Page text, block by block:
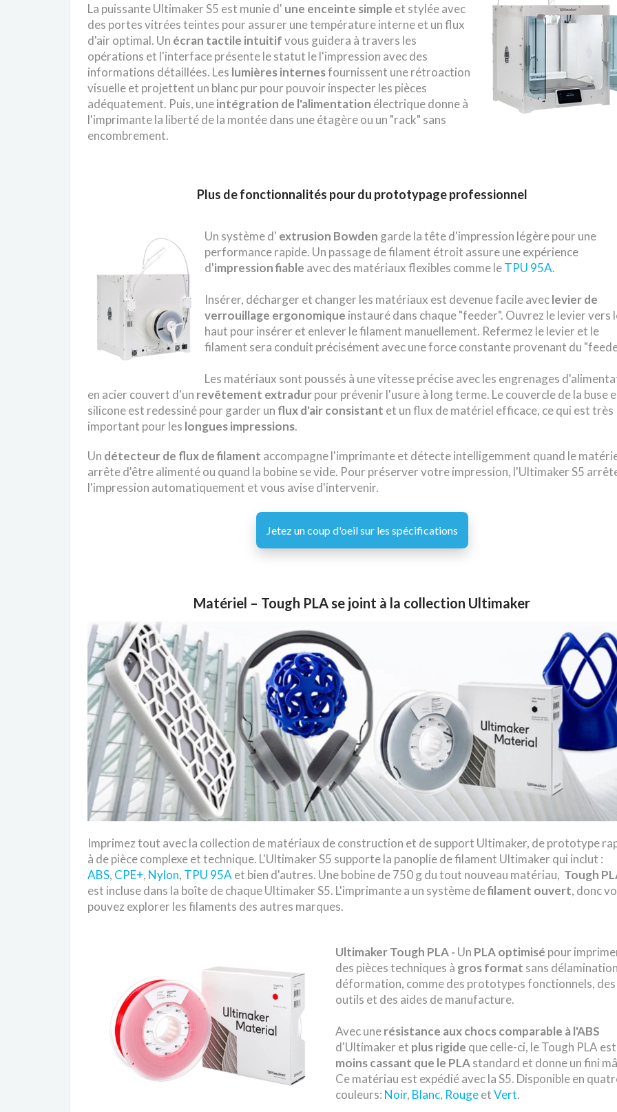
La puissante Ultimaker S5 est munie d' une enceinte simple et stylée avec
des portes vitrées teintes pour assurer une température interne et un flux
d'air optimal. Un écran tactile intuitifvous guidera à travers les
opérations et l'interface présente le statut le l'impression avec des
informations détaillées. Les lumières internesfournissent une rétroaction
visuelle et projettent un blanc pur pour pouvoir inspecter les pièces
adéquatement. Puis, uneintégration de l'alimentation électrique donne à
l'imprimante la liberté de la montée dans une étagère ou un "rack" sans
encombrement.
Plus de fonctionnalités pour du prototypage professionnel
Un système d' extrusion Bowden garde la tête d'impression légère pour une
performance rapide. Un passage de filament étroit assure une expérience
d'impression fiable avec des matériaux flexibles comme leTPU 95A.
Insérer, décharger et changer les matériaux est devenue facile aveclevier de
verrouillage ergonomique instauré dans chaque "feeder". Ouvrez le levier vers
haut pour insérer et enlever le filament manuellement. Refermez le levier et le
filament sera conduit précisément avec une force constante provenant du
Les matériaux sont poussés à une vitesse précise avec les engrenages
en acier couvert d'un revêtement extradurpour prévenir l'usure à long terme. Le couvercle de la buse
silicone est redessiné pour garder un flux d'air consistant et un flux de matériel efficace, ce qui est très
important pour les longues impressions.
Un détecteur de flux de filament accompagne l'imprimante et détecte intelligemment quand le
arrête d'être alimenté ou quand la bobine se vide. Pour préserver votre impression, l'Ultimaker S5
l'impression automatiquement et vous avise d'intervenir.
Jetez un coup d'oeil sur les spécifications
Matériel – Tough PLA se joint à la collection Ultimaker
Imprimez tout avec la collection de matériaux de construction et de support Ultimaker, de prototype
à de pièce complexe et technique. L'Ultimaker S5 supporte la panoplie de filament Ultimaker qui inclut :
ABS, CPE+, Nylon, TPU 95A et bien d'autres. Une bobine de 750 g du tout nouveau matériau, Tough
est incluse dans la boîte de chaque Ultimaker S5. L'imprimante a un système defilament ouvert, donc
pouvez explorer les filaments des autres marques.
Ultimaker Tough PLA - Un PLA optimisé pour
des pièces techniques à gros format sans
déformation, comme des prototypes fonctionnels, des
outils et des aides de manufacture.
Avec unerésistance aux chocs comparable à l'ABS
d'Ultimaker et plus rigide que celle-ci, le Tough PLA est
moins cassant que le PLAstandard et donne un fini
Ce matériau est expédié avec la S5. Disponible en
couleurs: Noir, Blanc, RougeetVert.